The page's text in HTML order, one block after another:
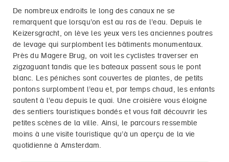
De nombreux endroits le long des canaux ne se
remarquent que lorsqu’on est au ras de l’eau. Depuis le
Keizersgracht, on lève les yeux vers les anciennes poutres
de levage qui surplombent les bâtiments monumentaux.
Près du Magere Brug, on voit les cyclistes traverser en
zigzaguant tandis que les bateaux passent sous le pont
blanc. Les péniches sont couvertes de plantes, de petits
pontons surplombent l’eau et, par temps chaud, les enfants
sautent à l’eau depuis le quai. Une croisière vous éloigne
des sentiers touristiques bondés et vous fait découvrir les
petites scènes de la ville. Ainsi, le parcours ressemble
moins à une visite touristique qu’à un aperçu de la vie
quotidienne à Amsterdam.